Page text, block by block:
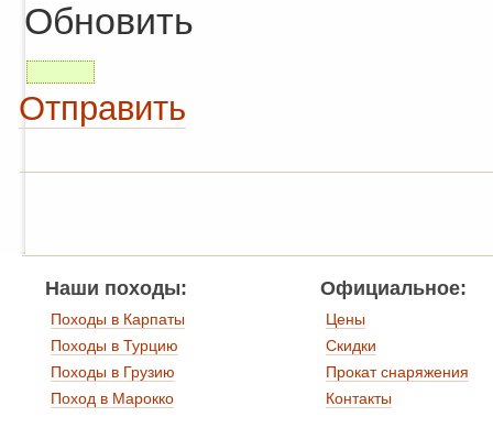
Обновить
Отправить
Наши походы:
Походы в Карпаты
Походы в Турцию
Походы в Грузию
Поход в Марокко
Официальное:
Цены
Скидки
Прокат снаряжения
Контакты